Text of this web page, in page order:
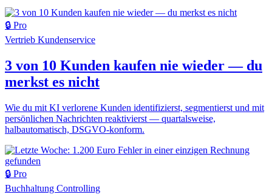
🔒 Pro
Vertrieb Kundenservice
3 von 10 Kunden kaufen nie wieder — du
merkst es nicht
Wie du mit KI verlorene Kunden identifizierst, segmentierst und mit
persönlichen Nachrichten reaktivierst — quartalsweise,
halbautomatisch, DSGVO-konform.
🔒 Pro
Buchhaltung Controlling